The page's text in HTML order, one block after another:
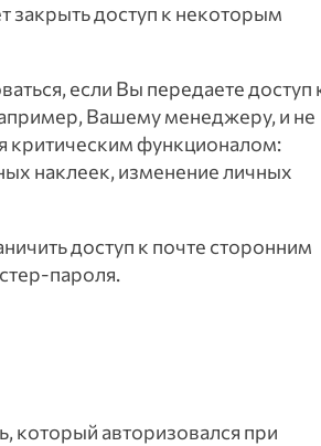
закрыть доступ к некоторым
если Вы передаете доступ
Вашему менеджеру, и не
критическим функционалом:
наклеек, изменение личных
доступ к почте сторонним
пароля.
который авторизовался при